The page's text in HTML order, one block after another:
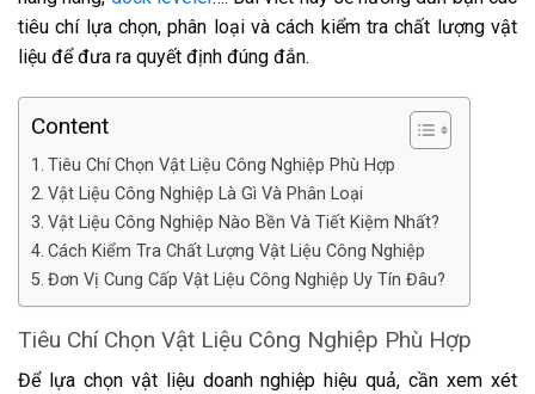
tiêu chí lựa chọn, phân loại và cách kiểm tra chất lượng vật
liệu để đưa ra quyết định đúng đắn.
Content
Tiêu Chí Chọn Vật Liệu Công Nghiệp Phù Hợp
Vật Liệu Công Nghiệp Là Gì Và Phân Loại
Vật Liệu Công Nghiệp Nào Bền Và Tiết Kiệm Nhất?
Cách Kiểm Tra Chất Lượng Vật Liệu Công Nghiệp
Đơn Vị Cung Cấp Vật Liệu Công Nghiệp Uy Tín Đâu?
Tiêu Chí Chọn Vật Liệu Công Nghiệp Phù Hợp
Để lựa chọn vật liệu doanh nghiệp hiệu quả, cần xem xét